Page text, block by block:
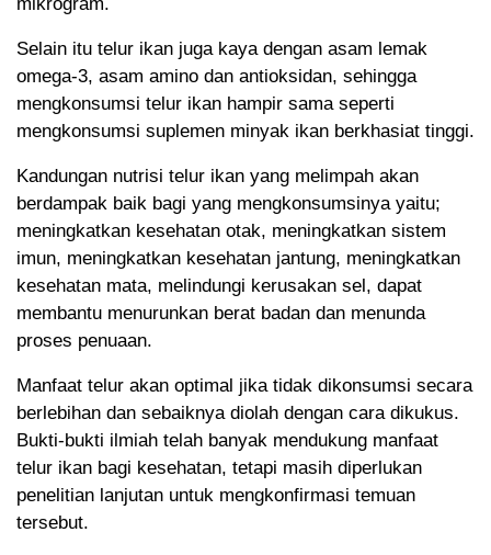
Selain itu telur ikan juga kaya dengan asam lemak
omega-3, asam amino dan antioksidan, sehingga
mengkonsumsi telur ikan hampir sama seperti
mengkonsumsi suplemen minyak ikan berkhasiat tinggi.
Kandungan nutrisi telur ikan yang melimpah akan
berdampak baik bagi yang mengkonsumsinya yaitu;
meningkatkan kesehatan otak, meningkatkan sistem
imun, meningkatkan kesehatan jantung, meningkatkan
kesehatan mata, melindungi kerusakan sel, dapat
membantu menurunkan berat badan dan menunda
proses penuaan.
Manfaat telur akan optimal jika tidak dikonsumsi secara
berlebihan dan sebaiknya diolah dengan cara dikukus.
Bukti-bukti ilmiah telah banyak mendukung manfaat
telur ikan bagi kesehatan, tetapi masih diperlukan
penelitian lanjutan untuk mengkonfirmasi temuan
tersebut.